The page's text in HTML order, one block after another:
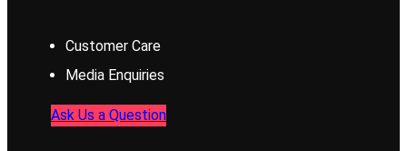
Customer Care
Media Enquiries
Ask Us a Question